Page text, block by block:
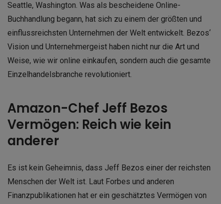
Seattle, Washington. Was als bescheidene Online-
Buchhandlung begann, hat sich zu einem der größten und
einflussreichsten Unternehmen der Welt entwickelt. Bezos‘
Vision und Unternehmergeist haben nicht nur die Art und
Weise, wie wir online einkaufen, sondern auch die gesamte
Einzelhandelsbranche revolutioniert.
Amazon-Chef Jeff Bezos
Vermögen: Reich wie kein
anderer
Es ist kein Geheimnis, dass Jeff Bezos einer der reichsten
Menschen der Welt ist. Laut Forbes und anderen
Finanzpublikationen hat er ein geschätztes Vermögen von